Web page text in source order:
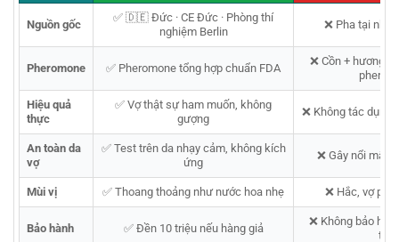
Nguồn gốc
✅ 🇩🇪 Đức · CE Đức · Phòng thí
nghiệm Berlin
❌ Pha tại nhà
Pheromone ✅ Pheromone tổng hợp chuẩn FDA
❌ Cồn + hương
Hiệu quả
thực
✅ Vợ thật sự ham muốn, không
gượng
❌ Không tác dụng
An toàn da
vợ
✅ Test trên da nhạy cảm, không kích
ứng
❌ Gây nổi mẩn,
Mùi vị ✅ Thoang thoảng như nước hoa nhẹ ❌ Hắc, vợ
Bảo hành ✅ Đền 10 triệu nếu hàng giả
❌ Không bảo
tiền